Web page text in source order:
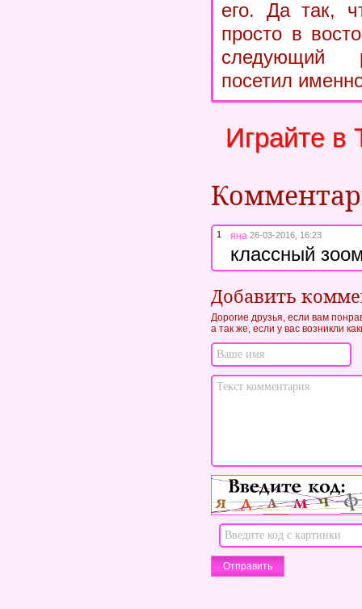
его. Да так,
просто в
следующий
посетил
Играйте в
1 яна 26-03-2016, 16:23
классный
Добавить
Дорогие друзья, если вам
а так же, если у вас возникли